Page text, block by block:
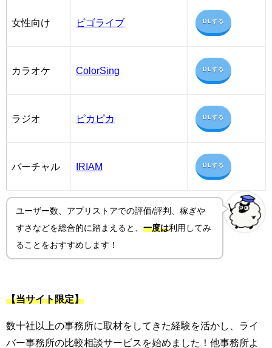
女性向け ビゴライブ DLする
カラオケ ColorSing DLする
ラジオ ピカピカ DLする
バーチャル IRIAM DLする
ユーザー数、アプリストアでの評価/評判、稼ぎや
すさ などを総合的に踏まえると、一度は利用してみ
ることをおすすめします！
【当サイト限定】
数十社以上の事務所に取材をしてきた経験を活かし、ライ
バー事務所の比較相談サービスを始めました！他事務所よ